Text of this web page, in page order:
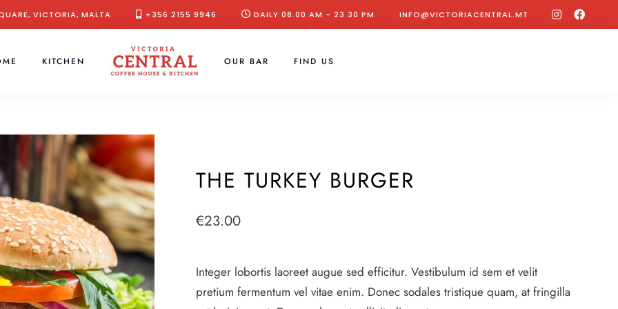
VICTORIA, MALTA +356 2155 9946 DAILY 08.00 AM - 23.30 PM INFO@VICTORIACENTRAL.MT instagram
KITCHEN OUR BAR FIND US
THE TURKEY BURGER
€23.00
Integer lobortis laoreet augue sed efficitur. Vestibulum id sem et velit
pretium fermentum vel vitae enim. Donec sodales tristique quam, at fringilla